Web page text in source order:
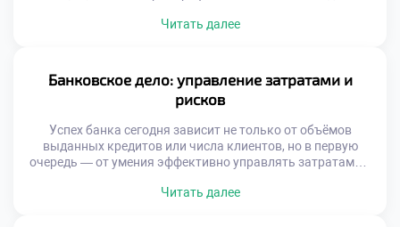
уверенности в завтрашнем дне. Выбор карьеры в
профессиональному росту и личной финансовой
безопасности. Обучение в […]
Читать далее
Банковское дело: управление затратами и
рисков
Успех банка сегодня зависит не только от объёмов
выданных кредитов или числа клиентов, но в первую
очередь — от умения эффективно управлять затратами и
процессов — это фундамент, на котором строится
Читать далее